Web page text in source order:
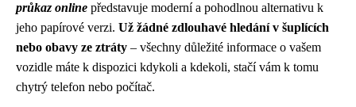
průkaz online představuje moderní a pohodlnou alternativu k
jeho papírové verzi. Už žádné zdlouhavé hledání v šuplících
nebo obavy ze ztráty – všechny důležité informace o vašem
vozidle máte k dispozici kdykoli a kdekoli, stačí vám k tomu
chytrý telefon nebo počítač.